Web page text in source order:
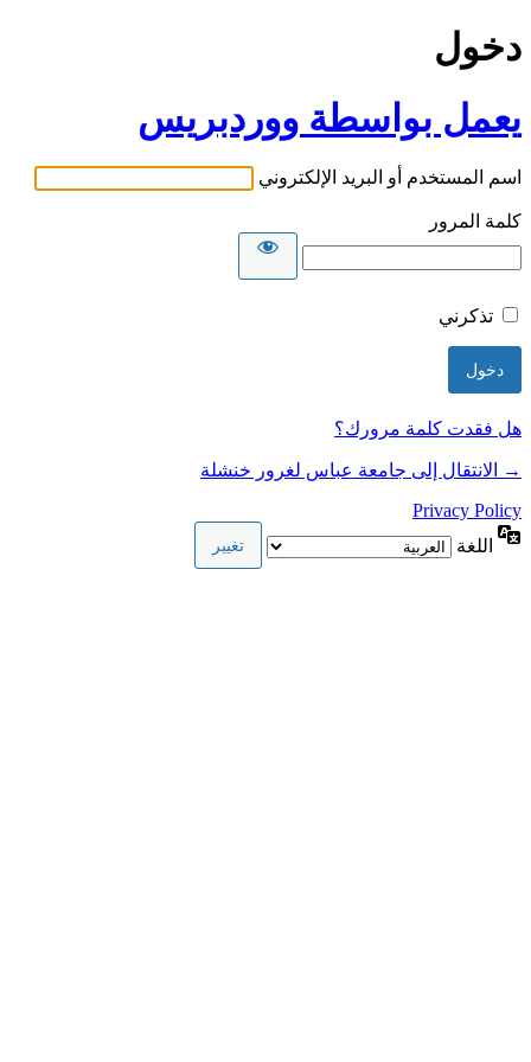
دخول
يعمل بواسطة ووردبريس
اسم المستخدم أو البريد الإلكتروني
كلمة المرور
تذكرني
هل فقدت كلمة مرورك؟
→ الانتقال إلى جامعة عباس لغرور خنشلة
Privacy Policy
اللغة